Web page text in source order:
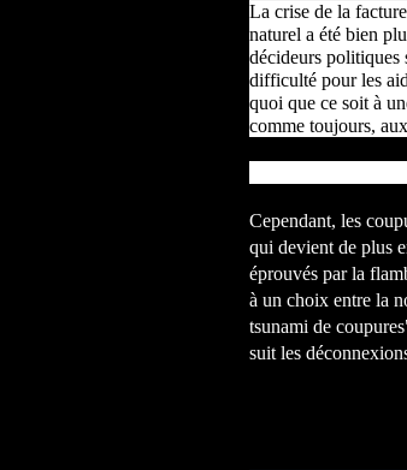
La crise de la
naturel a été bien
décideurs politiques
difficulté pour les
quoi que ce soit à
comme toujours,
Cependant, les
qui devient de plus
éprouvés par la
à un choix entre la
tsunami de
suit les